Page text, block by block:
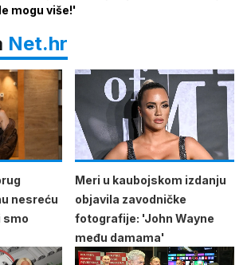
mogu više!'
Net.hr
nesreću
smo
Meri u kaubojskom izdanju
objavila zavodničke
fotografije: 'John Wayne
među damama'